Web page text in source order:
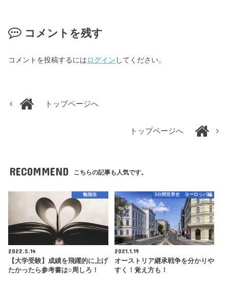
コメントを残す
コメントを投稿するにはログイン してください。
トップページへ
トップページへ
RECOMMEND こちらの記事も人気です。
勉強法
2022.5.14
【大学受験】成績を飛躍的に上げ
たかったら参考書は○周しろ！
3分間世界史 ヨーロッパ編
2021.1.19
オーストリア継承戦争を分かりや
すく！覚え方も！